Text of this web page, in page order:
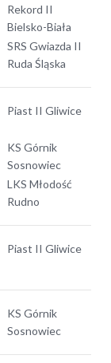
Rekord II
Bielsko-Biała
SRS Gwiazda II
Ruda Śląska
Piast II Gliwice
KS Górnik
Sosnowiec
LKS Młodość
Rudno
Piast II Gliwice
KS Górnik
Sosnowiec